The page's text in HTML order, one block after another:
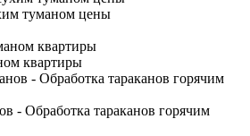
туманом цены
квартиры
- Обработка тараканов горячим